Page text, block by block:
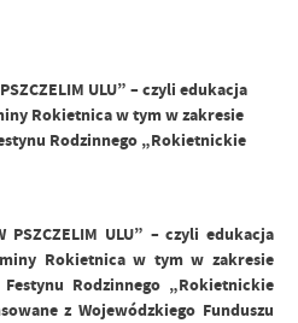
ULU” – czyli edukacja
Rokietnica w tym w zakresie
Rodzinnego „Rokietnickie
PSZCZELIM ULU” – czyli edukacja
Rokietnica w tym w zakresie
Rodzinnego „Rokietnickie
zWojewódzkiego Funduszu